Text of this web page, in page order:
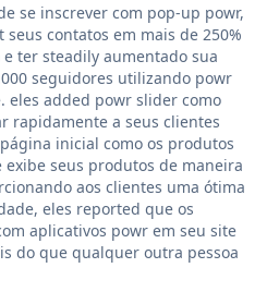
se inscrever com pop-up powr,
contatos em mais de 250%
ter steadily aumentado sua
seguidores utilizando powr
eles added powr slider como
rapidamente a seus clientes
inicial como os produtos
seus produtos de maneira
aos clientes uma ótima
eles reported que os
aplicativos powr em seu site
do que qualquer outra pessoa